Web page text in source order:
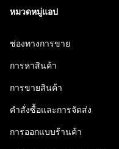
หมวดหมู่แอป
ช่องทางการขาย
การหาสินค้า
การขายสินค้า
คำสั่งซื้อและการจัดส่ง
การออกแบบร้านค้า